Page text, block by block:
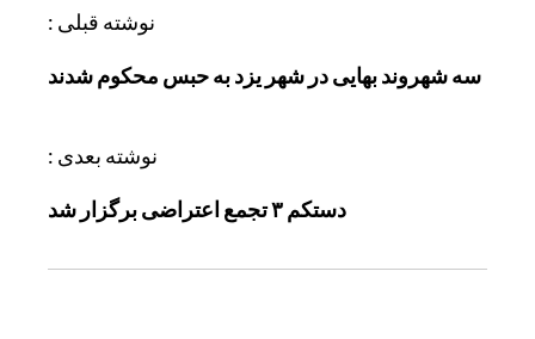
ه
ش
نوشته قبلی :
سه شهروند بهایی در شهر یزد به حبس محکوم شدند
نوشته بعدی :
دستکم ۳ تجمع اعتراضی برگزار شد